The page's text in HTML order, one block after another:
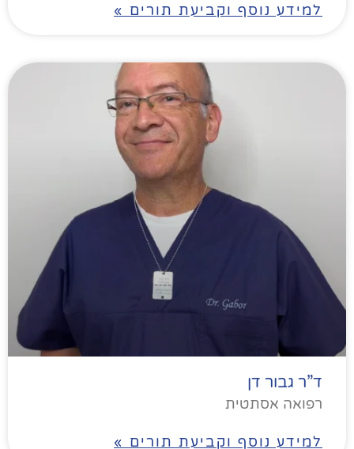
למידע נוסף וקביעת תורים »
ד”ר גבור דן
רפואה אסתטית
למידע נוסף וקביעת תורים »